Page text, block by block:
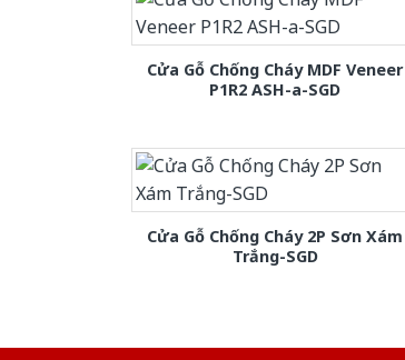
Cửa Gỗ Chống Cháy MDF Veneer
P1R2 ASH-a-SGD
Cửa Gỗ Chống Cháy 2P Sơn Xám
Trắng-SGD